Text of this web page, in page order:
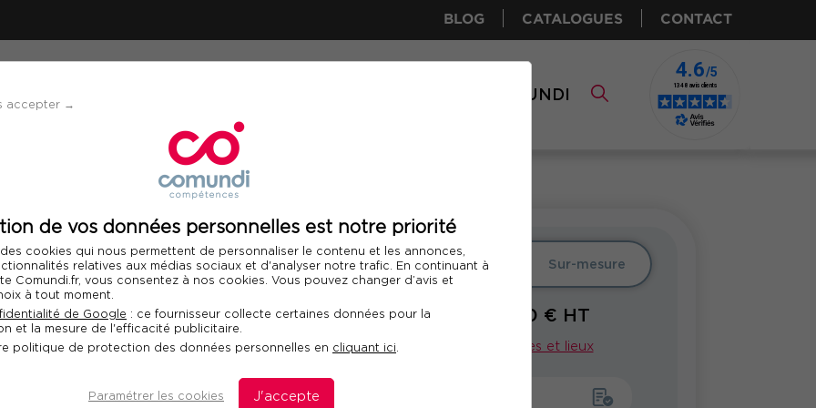
accepter →
de vos données personnelles est notre priorité
cookies qui nous permettent de personnaliser le contenu et les annonces,
relatives aux médias sociaux et d'analyser notre trafic. En continuant à
Comundi.fr, vous consentez à nos cookies. Vous pouvez changer d’avis et
à tout moment.
de Google : ce fournisseur collecte certaines données pour la
et la mesure de l'efficacité publicitaire.
politique de protection des données personnelles en cliquant ici.
Paramétrer les cookies J'accepte
BLOG CATALOGUES CONTACT
COMUNDI
une communication digitale efficace
Télécharger le programme
une
efficace
stratégie de
Inter Intra Sur-mesure
À PARTIR DE 850 € HT
Voir nos dates et lieux